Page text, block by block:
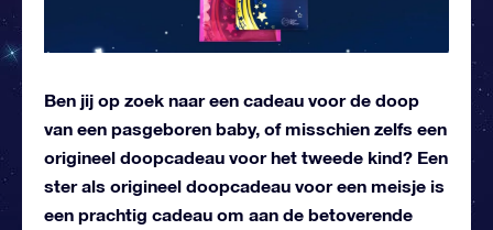
Ben jij op zoek naar een cadeau voor de doop
van een pasgeboren baby, of misschien zelfs een
origineel doopcadeau voor het tweede kind? Een
ster als origineel doopcadeau voor een meisje is
een prachtig cadeau om aan de betoverende